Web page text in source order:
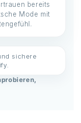
bereits
Mode mit
sichere